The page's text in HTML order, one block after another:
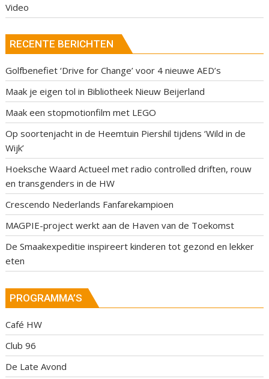
Video
RECENTE BERICHTEN
Golfbenefiet ‘Drive for Change’ voor 4 nieuwe AED’s
Maak je eigen tol in Bibliotheek Nieuw Beijerland
Maak een stopmotionfilm met LEGO
Op soortenjacht in de Heemtuin Piershil tijdens ‘Wild in de
Wijk’
Hoeksche Waard Actueel met radio controlled driften, rouw
en transgenders in de HW
Crescendo Nederlands Fanfarekampioen
MAGPIE-project werkt aan de Haven van de Toekomst
De Smaakexpeditie inspireert kinderen tot gezond en lekker
eten
PROGRAMMA’S
Café HW
Club 96
De Late Avond